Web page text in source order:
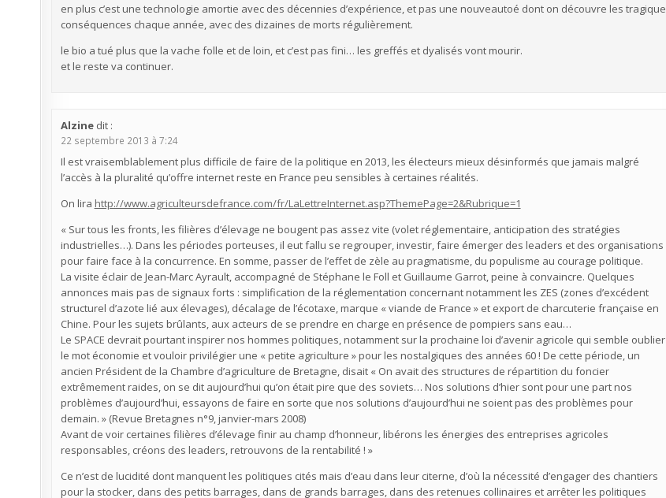
en plus c’est une technologie amortie avec des décennies d’expérience, et pas une nouveautoé dont on découvre les tragique
conséquences chaque année, avec des dizaines de morts régulièrement.
le bio a tué plus que la vache folle et de loin, et c’est pas fini… les greffés et dyalisés vont mourir.
et le reste va continuer.
Alzine dit :
22 septembre 2013 à 7:24
Il est vraisemblablement plus difficile de faire de la politique en 2013, les électeurs mieux désinformés que jamais malgré
l’accès à la pluralité qu’offre internet reste en France peu sensibles à certaines réalités.
On lira http://www.agriculteursdefrance.com/fr/LaLettreInternet.asp?ThemePage=2&Rubrique=1
« Sur tous les fronts, les filières d’élevage ne bougent pas assez vite (volet réglementaire, anticipation des stratégies
industrielles…). Dans les périodes porteuses, il eut fallu se regrouper, investir, faire émerger des leaders et des organisations
pour faire face à la concurrence. En somme, passer de l’effet de zèle au pragmatisme, du populisme au courage politique.
La visite éclair de Jean-Marc Ayrault, accompagné de Stéphane le Foll et Guillaume Garrot, peine à convaincre. Quelques
annonces mais pas de signaux forts : simplification de la réglementation concernant notamment les ZES (zones d’excédent
structurel d’azote lié aux élevages), décalage de l’écotaxe, marque « viande de France » et export de charcuterie française en
Chine. Pour les sujets brûlants, aux acteurs de se prendre en charge en présence de pompiers sans eau…
Le SPACE devrait pourtant inspirer nos hommes politiques, notamment sur la prochaine loi d’avenir agricole qui semble oublier
le mot économie et vouloir privilégier une « petite agriculture » pour les nostalgiques des années 60 ! De cette période, un
ancien Président de la Chambre d’agriculture de Bretagne, disait « On avait des structures de répartition du foncier
extrêmement raides, on se dit aujourd’hui qu’on était pire que des soviets… Nos solutions d’hier sont pour une part nos
problèmes d’aujourd’hui, essayons de faire en sorte que nos solutions d’aujourd’hui ne soient pas des problèmes pour
demain. » (Revue Bretagnes n°9, janvier-mars 2008)
Avant de voir certaines filières d’élevage finir au champ d’honneur, libérons les énergies des entreprises agricoles
responsables, créons des leaders, retrouvons de la rentabilité ! »
Ce n’est de lucidité dont manquent les politiques cités mais d’eau dans leur citerne, d’où la nécessité d’engager des chantiers
pour la stocker, dans des petits barrages, dans de grands barrages, dans des retenues collinaires et arrêter les politiques